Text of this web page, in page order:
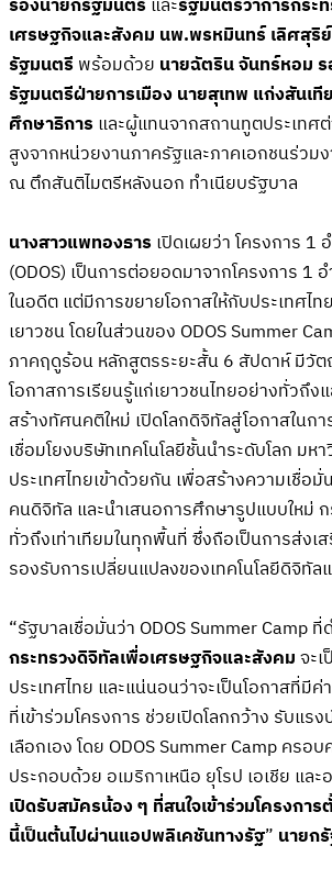
เศรษฐกิจและสังคม นพ.พรหมินทร์เลิศสุริ
รัฐมนตรี พร้อมด้วย นายฉัตรินจันทร์หอม
รัฐมนตรีฝ่ายการเมือง นายสุเทพ แก่งสันเที
ศึกษาธิการ และผู้แทนจากสถานทูตประเทศ
สูงจากหน่วยงานภาครัฐและภาคเอกชนร่วม
ณ ตึกสันติไมตรีหลังนอก ทำเนียบรัฐบาล
นางสาวแพทองธาร เปิดเผยว่า โครงการ 1
(ODOS) เป็นการต่อยอดมาจากโครงการ 1
ในอดีต แต่มีการขยายโอกาสให้กับประเทศไท
เยาวชน โดยในส่วนของ ODOS Summer
ภาคฤดูร้อน หลักสูตรระยะสั้น 6 สัปดาห์ มีวัต
โอกาสการเรียนรู้แก่เยาวชนไทยอย่างทั่วถึง
สร้างทัศนคติใหม่ เปิดโลกดิจิทัลสู่โอกาสในก
เชื่อมโยงบริษัทเทคโนโลยีชั้นนำระดับโลก มห
ประเทศไทยเข้าด้วยกัน เพื่อสร้างความเชื่อ
คนดิจิทัล และนำเสนอการศึกษารูปแบบใหม่
ทั่วถึงเท่าเทียมในทุกพื้นที่ ซึ่งถือเป็นการส่งเ
รองรับการเปลี่ยนแปลงของเทคโนโลยีดิจิทั
“รัฐบาลเชื่อมั่นว่า ODOS Summer Camp ที่
กระทรวงดิจิทัลเพื่อเศรษฐกิจและสังคมจะ
ประเทศไทย และแน่นอนว่าจะเป็นโอกาสที่มี
ที่เข้าร่วมโครงการ ช่วยเปิดโลกกว้าง รับแร
เลือกเอง โดย ODOS Summer Camp ครอ
ประกอบด้วย อเมริกาเหนือ ยุโรป เอเชีย และ
เปิดรับสมัครน้องๆ ที่สนใจเข้าร่วมโครงกา
นี้เป็นต้นไปผ่านแอปพลิเคชันทางรัฐ” นายก